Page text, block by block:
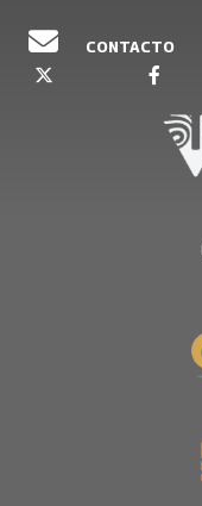
CONTACTO